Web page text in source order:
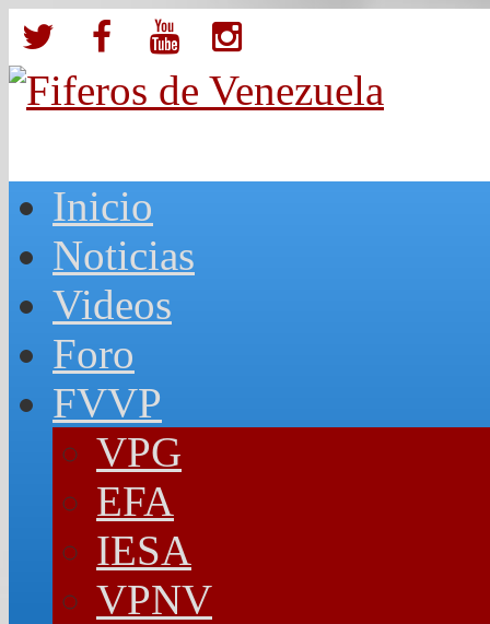
Inicio
Noticias
Videos
Foro
FVVP
VPG
EFA
IESA
VPNV